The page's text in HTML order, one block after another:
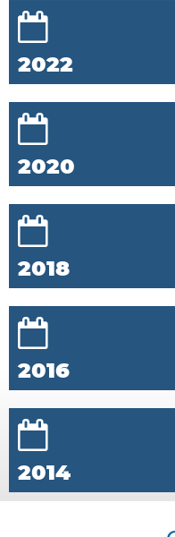
2022
2020
2018
2016
2014